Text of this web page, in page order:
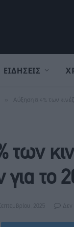
ΕΙΔΗΣΕΙΣ
Αύξηση 8,4% των
των
το
2025 Δεν